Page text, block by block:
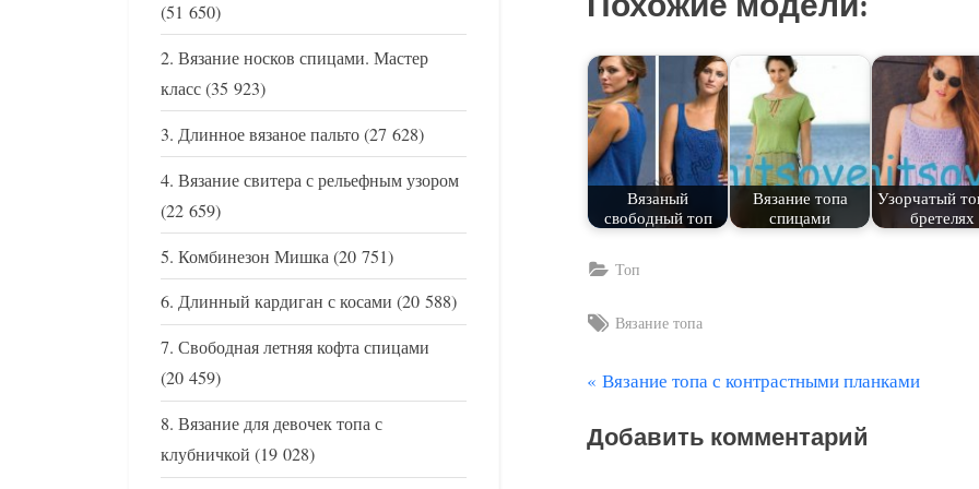
Вязаный
свободный топ
Вязание топа
спицами
Узорчатый
бретелях
Топ
Tags:
Вязание топа
Навигация
по
П
е
Вязание топа с контрастными планками
Добавить комментарий
(51 650)
Вязание носков спицами. Мастер
класс(35 923)
Длинное вязаное пальто(27 628)
Вязание свитера с рельефным узором
(22 659)
Комбинезон Мишка(20 751)
Длинный кардиган с косами (20 588)
Свободная летняя кофта спицами
(20 459)
Вязание для девочек топа с
клубничкой (19 028)